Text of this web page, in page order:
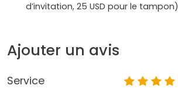
d’invitation, 25 USD pour le tampon)
Ajouter un avis
Service